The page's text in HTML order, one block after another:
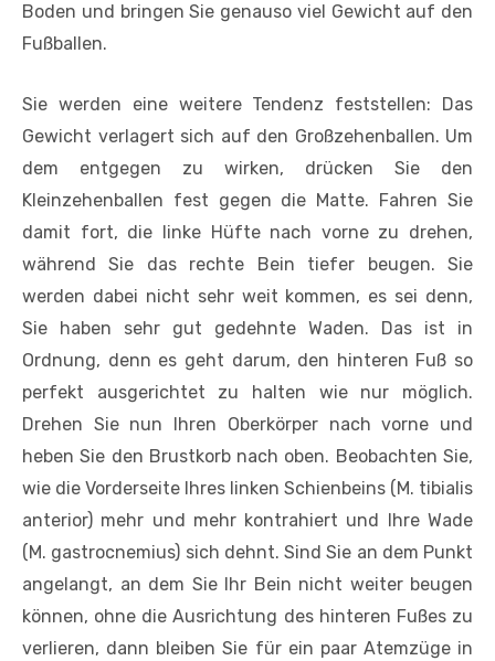
Boden und bringen Sie genauso viel Gewicht auf den
Fußballen.
Sie werden eine weitere Tendenz feststellen: Das
Gewicht verlagert sich auf den Großzehenballen. Um
dem entgegen zu wirken, drücken Sie den
Kleinzehenballen fest gegen die Matte. Fahren Sie
damit fort, die linke Hüfte nach vorne zu drehen,
während Sie das rechte Bein tiefer beugen. Sie
werden dabei nicht sehr weit kommen, es sei denn,
Sie haben sehr gut gedehnte Waden. Das ist in
Ordnung, denn es geht darum, den hinteren Fuß so
perfekt ausgerichtet zu halten wie nur möglich.
Drehen Sie nun Ihren Oberkörper nach vorne und
heben Sie den Brustkorb nach oben. Beobachten Sie,
wie die Vorderseite Ihres linken Schienbeins (M. tibialis
anterior) mehr und mehr kontrahiert und Ihre Wade
(M. gastrocnemius) sich dehnt. Sind Sie an dem Punkt
angelangt, an dem Sie Ihr Bein nicht weiter beugen
können, ohne die Ausrichtung des hinteren Fußes zu
verlieren, dann bleiben Sie für ein paar Atemzüge in